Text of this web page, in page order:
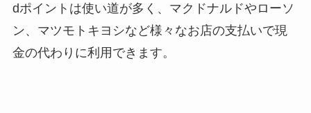
dポイントは使い道が多く、マクドナルドやローソ
ン、マツモトキヨシなど様々なお店の支払いで現
金の代わりに利用できます。